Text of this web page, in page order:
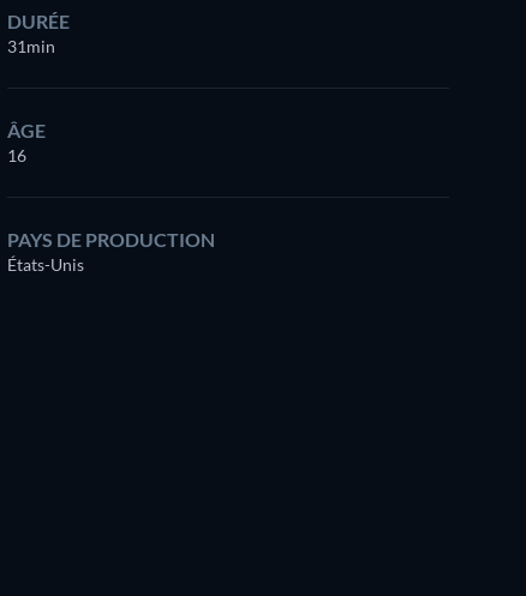
DURÉE
31min
ÂGE
16
PAYS DE PRODUCTION
États-Unis